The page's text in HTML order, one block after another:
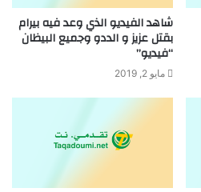
شاهد الفيديو الذي وعد فيه بيرام
بقتل عزيز و الددو وجميع البيظان
“فيديو”
مايو 2, 2019